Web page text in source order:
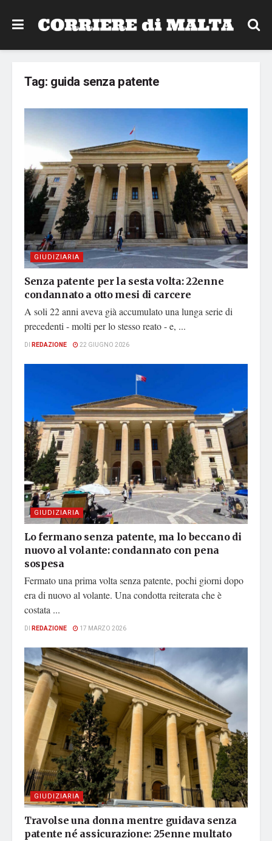
Tag: guida senza patente
GIUDIZIARIA
Senza patente per la sesta volta: 22enne
condannato a otto mesi di carcere
A soli 22 anni aveva già accumulato una lunga serie di
precedenti - molti per lo stesso reato - e, ...
DI REDAZIONE 22 GIUGNO 2026
GIUDIZIARIA
Lo fermano senza patente, ma lo beccano di
nuovo al volante: condannato con pena
sospesa
Fermato una prima volta senza patente, pochi giorni dopo
era di nuovo al volante. Una condotta reiterata che è
costata ...
DI REDAZIONE 17 MARZO 2026
GIUDIZIARIA
Travolse una donna mentre guidava senza
patente né assicurazione: 25enne multato